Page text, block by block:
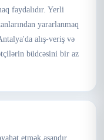
faydalıdır. Yerli
yararlanmaq
alış-veriş və
büdcəsini bir az
etmək asandır,